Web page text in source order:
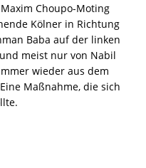
Choupo-Moting
Kölner in Richtung
Baba auf der linken
meist nur von Nabil
wieder aus dem
Maßnahme, die sich